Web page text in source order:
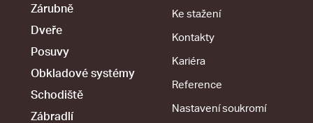
Zárubně
Dveře
Posuvy
Obkladové systémy
Schodiště
Zábradlí
Ke stažení
Kontakty
Kariéra
Reference
Nastavení soukromí